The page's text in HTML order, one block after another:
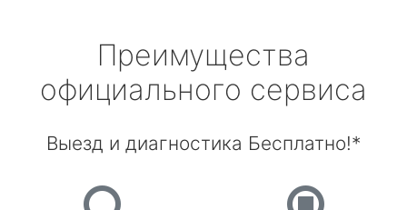
Преимущества
официального сервиса
Выезд и диагностика Бесплатно!*